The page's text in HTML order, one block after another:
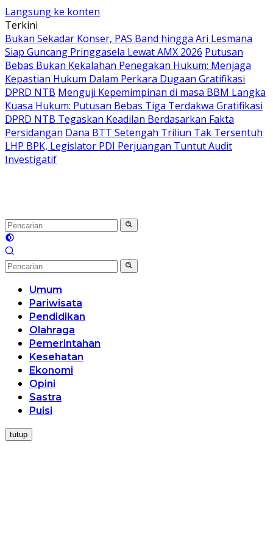
Langsung ke konten
Terkini
Bukan Sekadar Konser, PAS Band hingga Ari Lesmana
Siap Guncang Pringgasela Lewat AMX 2026 Putusan
Bebas Bukan Kekalahan Penegakan Hukum: Menjaga
Kepastian Hukum Dalam Perkara Dugaan Gratifikasi
DPRD NTB Menguji Kepemimpinan di masa BBM Langka
Kuasa Hukum: Putusan Bebas Tiga Terdakwa Gratifikasi
DPRD NTB Tegaskan Keadilan Berdasarkan Fakta
Persidangan Dana BTT Setengah Triliun Tak Tersentuh
LHP BPK, Legislator PDI Perjuangan Tuntut Audit
Investigatif
Umum
Pariwisata
Pendidikan
Olahraga
Pemerintahan
Kesehatan
Ekonomi
Opini
Sastra
Puisi
tutup